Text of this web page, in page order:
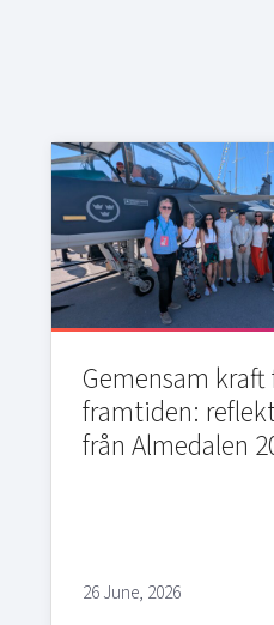
Gemensam kraft
framtiden:
från Almedalen
26 June, 2026